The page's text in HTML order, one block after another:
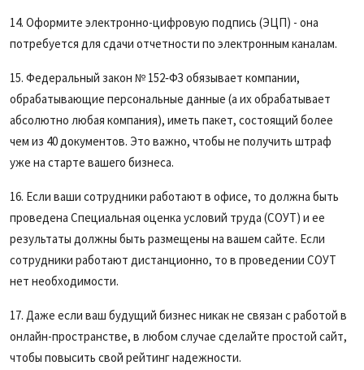
14. Оформите электронно-цифровую подпись (ЭЦП) - она
потребуется для сдачи отчетности по электронным каналам.
15. Федеральный закон № 152‑ФЗ обязывает компании,
обрабатывающие персональные данные (а их обрабатывает
абсолютно любая компания), иметь пакет, состоящий более
чем из 40 документов. Это важно, чтобы не получить штраф
уже на старте вашего бизнеса.
16. Если ваши сотрудники работают в офисе, то должна быть
проведена Специальная оценка условий труда (СОУТ) и ее
результаты должны быть размещены на вашем сайте. Если
сотрудники работают дистанционно, то в проведении СОУТ
нет необходимости.
17. Даже если ваш будущий бизнес никак не связан с работой в
онлайн-пространстве, в любом случае сделайте простой сайт,
чтобы повысить свой рейтинг надежности.